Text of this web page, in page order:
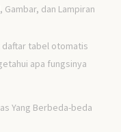
Gambar, dan Lampiran
daftar tabel otomatis
apa fungsinya
Yang Berbeda-beda